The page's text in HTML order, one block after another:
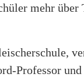
mehr über
Professor